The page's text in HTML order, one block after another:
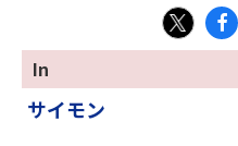
X
Fac
eb
In
サイモン